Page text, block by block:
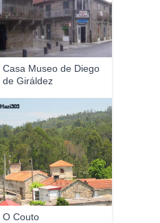
Casa Museo de Diego
de Giráldez
O Couto
Hazi303